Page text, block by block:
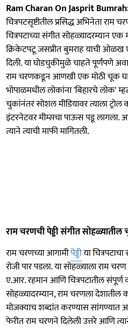
Ram Charan On Jasprit
चित्रपटसृष्टीतील प्रसिद्ध अभिनेता राम
चित्रपटाच्या संगीत सोहळ्यादरम्यान
क्रिकेटपटू जसप्रीत बुमराह याची
दिली. या घोडचुकीमुळे चाहते पूर्णपणे
राम चरणकडून आणखी एक मोठी चूक
भोपाळमधील लोकांना 'बिहारचे लोक'
चुकांनंतर सोशल मीडियावर त्याला
इंटरनेटवर मीम्सचा पाऊस पडू
त्याने त्याची माफी मागितली.
राम चरणची पेड्डी संगीत
राम चरणच्या आगामीपेड्डीया
रोजी पार पडला. या सोहळ्याला राम
ए.आर. रहमान आणि चित्रपटातील संपूर्ण
सोहळ्यादरम्यान, राम चरणला देशातील
मोजक्याच शब्दांत करण्यास सांगण्यात
फेरीत राम चरणने दिलेली उत्तरे आणि